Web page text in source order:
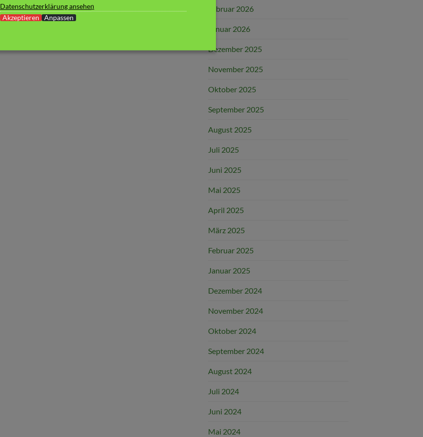
Februar 2026
Januar 2026
Dezember 2025
November 2025
Oktober 2025
September 2025
August 2025
Juli 2025
Juni 2025
Mai 2025
April 2025
März 2025
Februar 2025
Januar 2025
Dezember 2024
November 2024
Oktober 2024
September 2024
August 2024
Juli 2024
Juni 2024
Mai 2024
Datenschutzerklärung ansehen
Akzeptieren
Anpassen